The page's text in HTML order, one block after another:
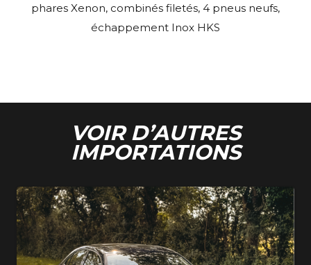
phares Xenon, combinés filetés, 4 pneus neufs,
échappement Inox HKS
VOIR D’AUTRES
IMPORTATIONS